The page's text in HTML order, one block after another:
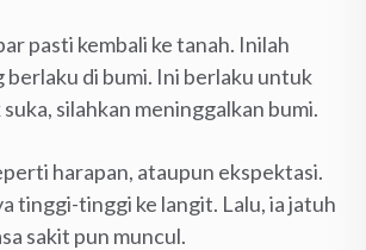
pasti kembali ke tanah. Inilah
berlaku di bumi. Ini berlaku untuk
silahkan meninggalkan bumi.
harapan, ataupun ekspektasi.
tinggi-tinggi ke langit. Lalu, ia jatuh
sakit pun muncul.